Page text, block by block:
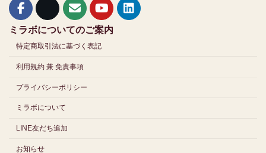
ミラボについてのご案内
特定商取引法に基づく表記
利用規約 兼 免責事項
プライバシーポリシー
ミラボについて
LINE友だち追加
お知らせ